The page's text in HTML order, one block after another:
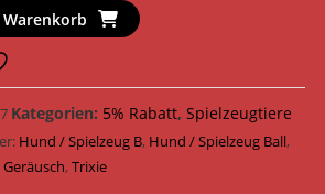
Kategorien: 5% Rabatt, Spielzeugtiere
Hund / Spielzeug B, Hund / Spielzeug Ball,
,Trixie